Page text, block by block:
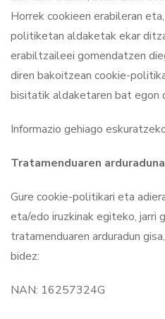
Horrek cookieen erabileran
politiketan aldaketak ekar
erabiltzaileei gomendatzen
diren bakoitzean cookie-
bisitatik aldaketaren bat egon
Informazio gehiago
Tratamenduaren
Gure cookie-politikari eta
eta/edo iruzkinak egiteko, jarri
tratamenduaren arduradun
bidez:
NAN: 16257324G